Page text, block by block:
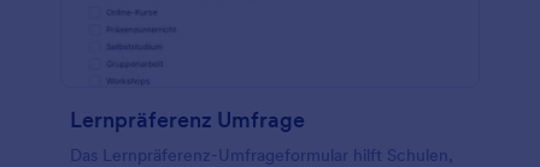
Lernpräferenz Umfrage
Das Lernpräferenz-Umfrageformular hilft Schulen,